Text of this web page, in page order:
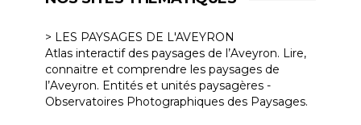
> LES PAYSAGES DE L'AVEYRON
Atlas interactif des paysages de l’Aveyron. Lire,
connaitre et comprendre les paysages de
l’Aveyron. Entités et unités paysagères -
Observatoires Photographiques des Paysages.